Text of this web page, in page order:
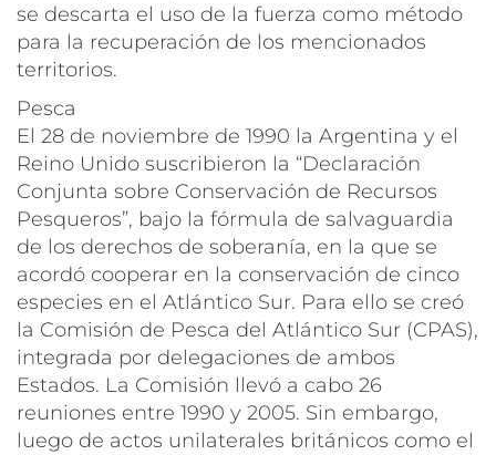
se descarta el uso de la fuerza como método
para la recuperación de los mencionados
territorios.
Pesca
El 28 de noviembre de 1990 la Argentina y el
Reino Unido suscribieron la “Declaración
Conjunta sobre Conservación de Recursos
Pesqueros”, bajo la fórmula de salvaguardia
de los derechos de soberanía, en la que se
acordó cooperar en la conservación de cinco
especies en el Atlántico Sur. Para ello se creó
la Comisión de Pesca del Atlántico Sur (CPAS),
integrada por delegaciones de ambos
Estados. La Comisión llevó a cabo 26
reuniones entre 1990 y 2005. Sin embargo,
luego de actos unilaterales británicos como el